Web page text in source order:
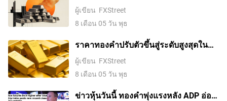
ดอลลาร์ ขณะที่ตลาดจับตาการเจรจา
ระหว่างสหรัฐฯ กับอิหร่าน
ผู้เขียน FXStreet
8 เดือน 05 วัน พุธ
ราคาทองคําปรับตัวขึ้นสู่ระดับสูงสุดใน
รอบสองสัปดาห์ ขณะที่ค่าเงินดอลลาร์
สหรัฐอ่อนค่าลงจากความหวังในข้อตกลง
อิหร่านและการเก็งการขึ้นดอกเบี้ยของ
เฟดที่ลดลง
ผู้เขียน FXStreet
8 เดือน 05 วัน พุธ
ข่าวหุ้นวันนี้ ทองคำพุ่งแรงหลัง ADP อ่อน